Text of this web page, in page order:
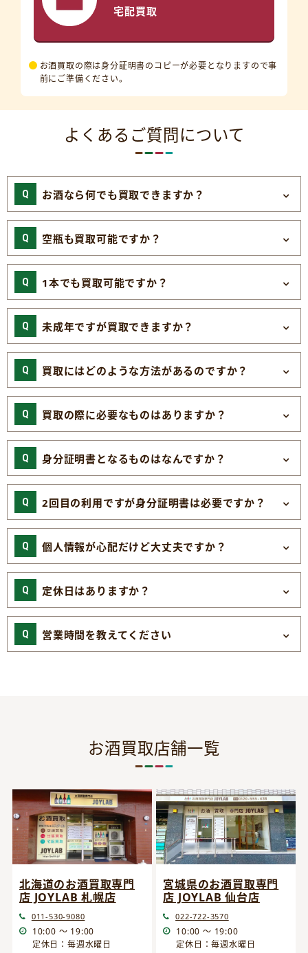
宅配買取
お酒買取の際は身分証明書のコピーが必要となりますので事
前にご準備ください。
よくあるご質問について
お酒なら何でも買取できますか？
空瓶も買取可能ですか？
1本でも買取可能ですか？
未成年ですが買取できますか？
買取にはどのような方法があるのですか？
買取の際に必要なものはありますか？
身分証明書となるものはなんですか？
2回目の利用ですが身分証明書は必要ですか？
個人情報が心配だけど大丈夫ですか？
定休日はありますか？
営業時間を教えてください
お酒買取店舗一覧
北海道のお酒買取専門
店 JOYLAB 札幌店
011-530-9080
10:00 ～ 19:00
定休日：毎週水曜日
宮城県のお酒買取専門
店 JOYLAB 仙台店
022-722-3570
10:00 ～ 19:00
定休日：毎週水曜日